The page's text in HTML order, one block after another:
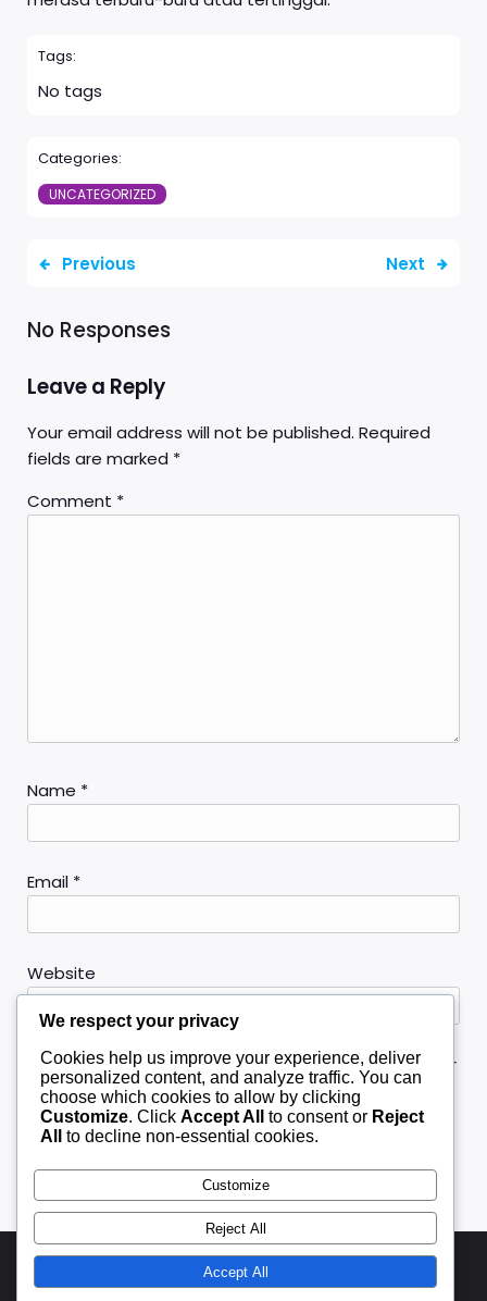
Tags:
No tags
Categories:
UNCATEGORIZED
Previous Next
No Responses
Leave a Reply
Your email address will not be published. Required
fields are marked *
Comment *
Name *
Email *
Website
Save my name, email, and website in this browser
for the next time I comment.
© 2026 Slot & Game Trending. Created with
using
We respect your privacy
Cookies help us improve your experience, deliver
personalized content, and analyze traffic. You can
choose which cookies to allow by clicking
Customize. Click Accept All to consent or Reject
All
to decline non-essential cookies.
Customize
Reject All
Accept All